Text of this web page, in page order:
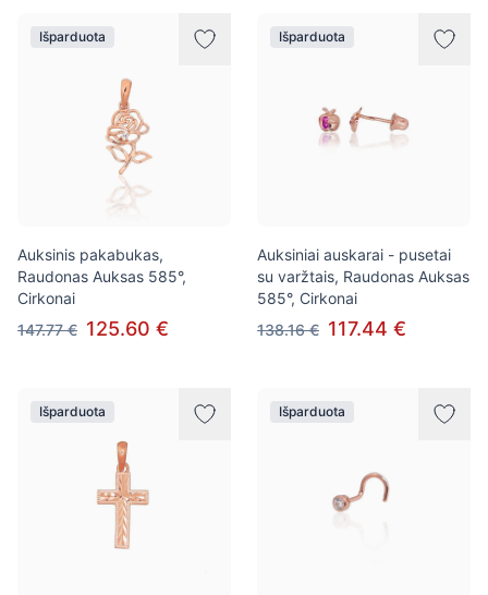
Išparduota
Auksinis pakabukas,
Raudonas Auksas 585°,
Cirkonai
147.77 € 125.60 €
Išparduota
Auksiniai auskarai - pusetai
su varžtais, Raudonas Auksas
585°, Cirkonai
138.16 € 117.44 €
Išparduota Išparduota